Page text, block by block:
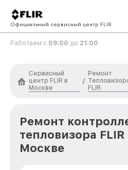
Официальный сервисный центр FLIR
Работаем с 09:00 до 21:00
Сервисный
центр FLIR в
Москве
/
Ремонт
FLIR
Ремонт
тепловизора FLIR
Москве